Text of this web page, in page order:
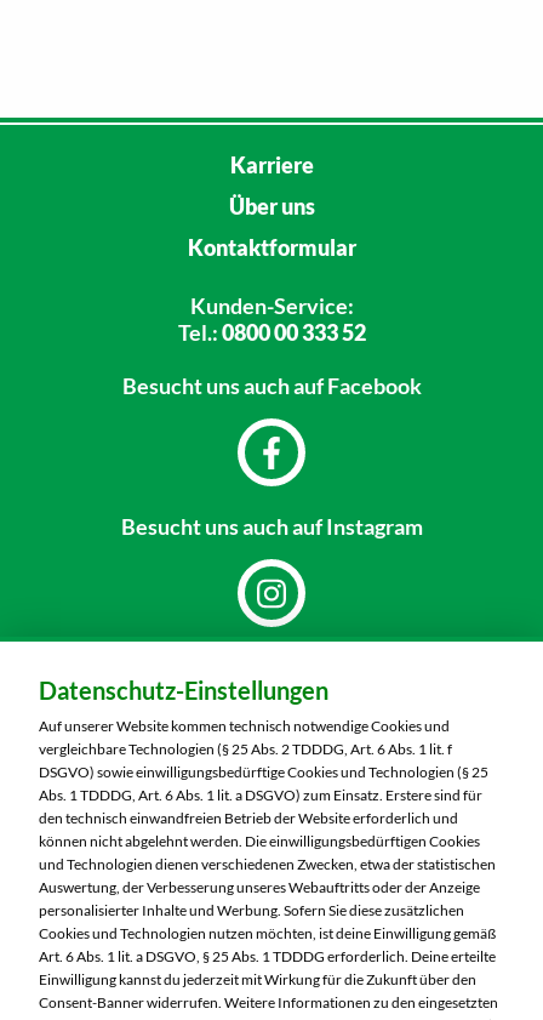
Karriere
Über uns
Kontaktformular
Kunden-Service:
Tel.:0800 00 333 52
Besucht unsauch auf Facebook
Besucht unsauch auf Instagram
MARKTKAUF Nürnberg-Mögeldorf
Laufamholzstraße 40/42
90482 Nürnberg
Telefon:0911 54340
Markt ändern
Öffnungszeiten diese Woche:
Mo:
08:00 – 20:00 Uhr
Di:
08:00 – 20:00 Uhr
Mi:
08:00 – 20:00 Uhr
Datenschutz-Einstellungen
Auf unserer Website kommen technisch notwendige Cookies und
vergleichbare Technologien (§ 25 Abs. 2 TDDDG, Art. 6 Abs. 1 lit. f
DSGVO) sowie einwilligungsbedürftige Cookies und Technologien (§ 25
Abs. 1 TDDDG, Art. 6 Abs. 1 lit. a DSGVO) zum Einsatz. Erstere sind für
den technisch einwandfreien Betrieb der Website erforderlich und
können nicht abgelehnt werden. Die einwilligungsbedürftigen Cookies
und Technologien dienen verschiedenen Zwecken, etwa der statistischen
Auswertung, der Verbesserung unseres Webauftritts oder der Anzeige
personalisierter Inhalte und Werbung. Sofern Sie diese zusätzlichen
Cookies und Technologien nutzen möchten, ist deine Einwilligung gemäß
Art. 6 Abs. 1 lit. a DSGVO, § 25 Abs. 1 TDDDG erforderlich. Deine erteilte
Einwilligung kannst du jederzeit mit Wirkung für die Zukunft über den
Consent-Banner widerrufen. Weitere Informationen zu den eingesetzten